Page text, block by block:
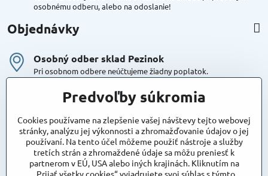
osobnému odberu, alebo na odoslanie!
Objednávky
Osobný odber sklad Pezinok
Pri osobnom odbere neúčtujeme žiadny poplatok.
Kuriér DPD , Geis
Cena za dopravu:
Maxstore
Bratislavská 79
Areál Satina
Predvoľby súkromia
Cookies používame na zlepšenie vašej návštevy tejto webovej
stránky, analýzu jej výkonnosti a zhromažďovanie údajov o jej
používaní. Na tento účel môžeme použiť nástroje a služby
tretích strán a zhromaždené údaje sa môžu preniesť k
partnerom v EÚ, USA alebo iných krajinách. Kliknutím na
„Prijať všetky cookies“ vyjadrujete svoj súhlas s týmto